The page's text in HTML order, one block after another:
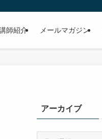
師紹介 メールマガジン
アーカイブ